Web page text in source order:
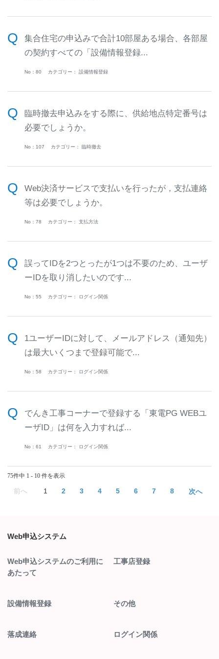
集合住宅の申込みで合計10部屋ある場合、各部屋
の契約すべての「設備情報登録...
No：80 カテゴリー： 設備情報登録
臨時撤去申込みをする際に、供給地点特定番号は
必要でしょうか。
No：107 カテゴリー： 臨時撤去
Web決済サービスで支払いを行ったが，支払連絡
等は必要でしょうか。
No：78 カテゴリー： 支払方法
誤ってIDを2つとったが1つは不要のため、ユーザ
ーIDを取り消したいのです...
No：55 カテゴリー： ログイン関係
1ユーザーIDに対して、メールアドレス（通知先）
は最大いくつまで登録可能で...
No：58 カテゴリー： ログイン関係
でんき工事コーナーで登録する「東電PG WEBユ
ーザID」は何を入力すれば...
No：61 カテゴリー： ログイン関係
75件中 1 - 10 件を表示
≪ 1 2 3 4 5 6 7 8 ≫
Web申込システム
Web申込システムのご利用に
あたって
工事店登録
設備情報登録 その他
落成連絡 ログイン関係